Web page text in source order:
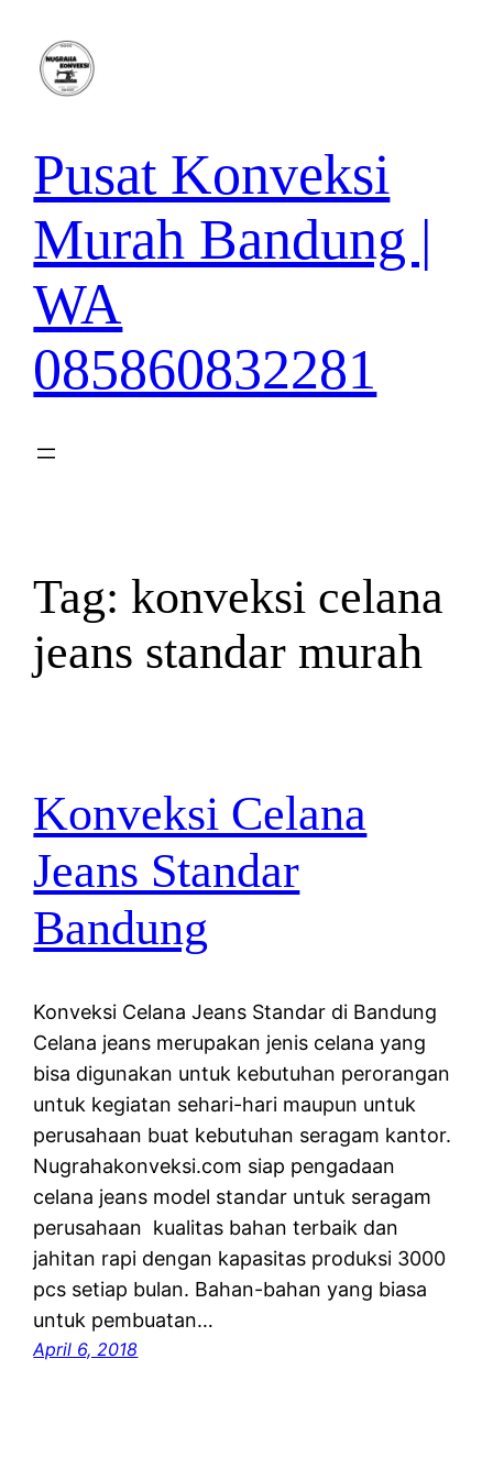
konten
Pusat Konveksi
Murah Bandung |
WA
085860832281
Tag:konveksi celana
jeans standar murah
Konveksi Celana
Jeans Standar
Bandung
Konveksi Celana Jeans Standar di Bandung
Celana jeans merupakan jenis celana yang
bisa digunakan untuk kebutuhan perorangan
untuk kegiatan sehari-hari maupun untuk
perusahaan buat kebutuhan seragam kantor.
Nugrahakonveksi.com siap pengadaan
celana jeans model standar untuk seragam
perusahaan kualitas bahan terbaik dan
jahitan rapi dengan kapasitas produksi 3000
pcs setiap bulan. Bahan-bahan yang biasa
untuk pembuatan…
April 6, 2018